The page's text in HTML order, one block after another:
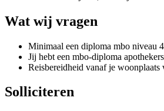
Wat wij vragen
Minimaal een diploma mbo niveau
Jij hebt een mbo-diploma
Reisbereidheid vanaf je woonplaats
Solliciteren